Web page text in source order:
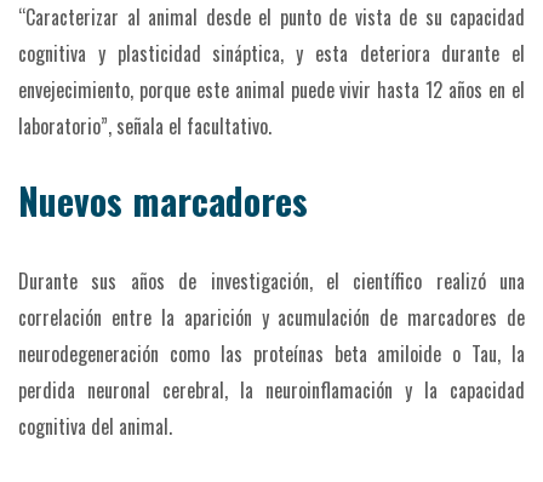
“Caracterizar al animal desde el punto de vista de su capacidad
cognitiva y plasticidad sináptica, y esta deteriora durante el
envejecimiento, porque este animal puede vivir hasta 12 años en el
laboratorio”, señala el facultativo.
Nuevos marcadores
Durante sus años de investigación, el científico realizó una
correlación entre la aparición y acumulación de marcadores de
neurodegeneración como las proteínas beta amiloide o Tau, la
perdida neuronal cerebral, la neuroinflamación y la capacidad
cognitiva del animal.